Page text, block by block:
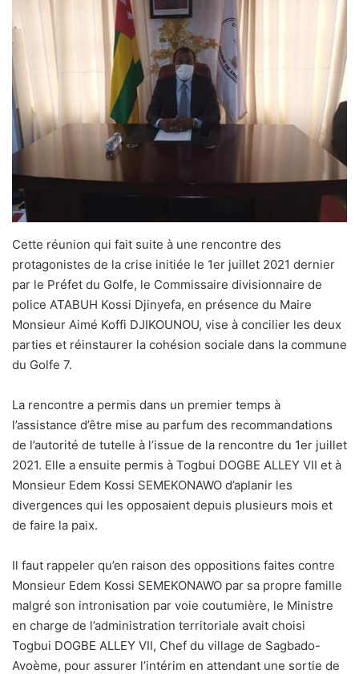
Cette réunion qui fait suite à une rencontre des
protagonistes de la crise initiée le 1er juillet 2021 dernier
par le Préfet du Golfe, le Commissaire divisionnaire de
police ATABUH Kossi Djinyefa, en présence du Maire
Monsieur Aimé Koffi DJIKOUNOU, vise à concilier les deux
parties et réinstaurer la cohésion sociale dans la commune
du Golfe 7.
La rencontre a permis dans un premier temps à
l’assistance d’être mise au parfum des recommandations
de l’autorité de tutelle à l’issue de la rencontre du 1er juillet
2021. Elle a ensuite permis à Togbui DOGBE ALLEY VII et à
Monsieur Edem Kossi SEMEKONAWO d’aplanir les
divergences qui les opposaient depuis plusieurs mois et
de faire la paix.
Il faut rappeler qu’en raison des oppositions faites contre
Monsieur Edem Kossi SEMEKONAWO par sa propre famille
malgré son intronisation par voie coutumière, le Ministre
en charge de l’administration territoriale avait choisi
Togbui DOGBE ALLEY VII, Chef du village de Sagbado-
Avoème, pour assurer l’intérim en attendant une sortie de